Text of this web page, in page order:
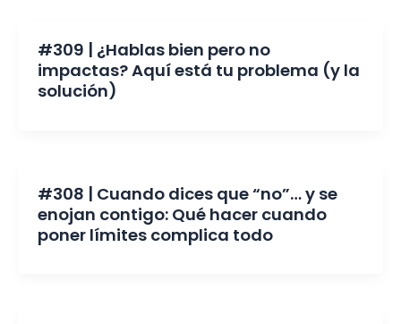
#309 | ¿Hablas bien pero no
impactas? Aquí está tu problema (y la
solución)
#308 | Cuando dices que “no”… y se
enojan contigo: Qué hacer cuando
poner límites complica todo